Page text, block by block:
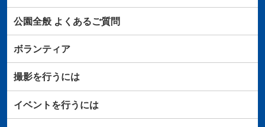
公園全般よくあるご質問
ボランティア
撮影を行うには
イベントを行うには